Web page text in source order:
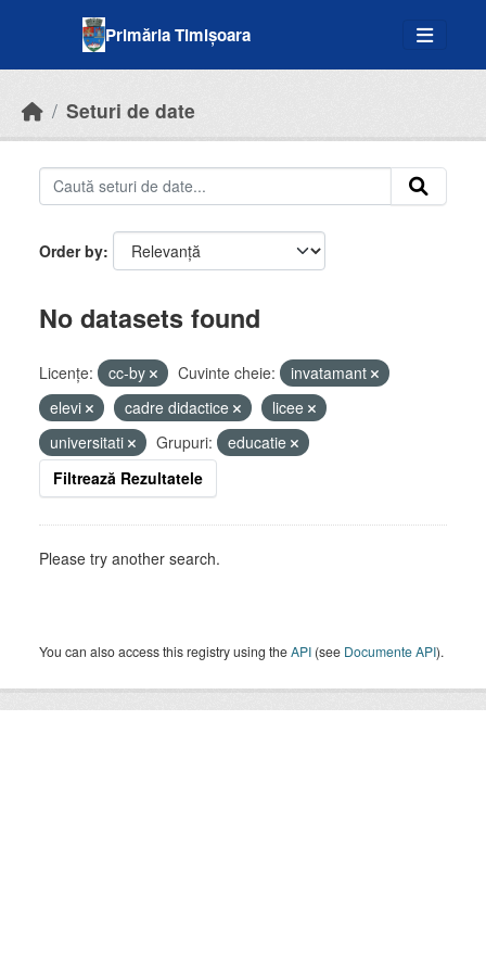
Primăria Timișoara
Seturi de date
Order by
No datasets found
Licenţe: cc-by Cuvinte cheie:
invatamant
elevi
cadre didactice
licee
universitati
Grupuri:
educatie
Filtrează Rezultatele
Please try another search.
You can also access this registry using theAPI (see Documente API).